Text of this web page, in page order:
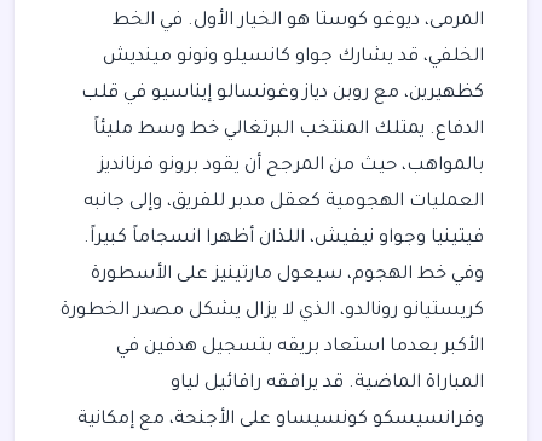
المرمى، ديوغو كوستا هو الخيار الأول. في الخط
الخلفي، قد يشارك جواو كانسيلو ونونو مينديش
كظهيرين، مع روبن دياز وغونسالو إيناسيو في قلب
الدفاع. يمتلك المنتخب البرتغالي خط وسط مليئاً
بالمواهب، حيث من المرجح أن يقود برونو فرنانديز
العمليات الهجومية كعقل مدبر للفريق، وإلى جانبه
فيتينيا وجواو نيفيش، اللذان أظهرا انسجاماً كبيراً.
وفي خط الهجوم، سيعول مارتينيز على الأسطورة
كريستيانو رونالدو، الذي لا يزال يشكل مصدر الخطورة
الأكبر بعدما استعاد بريقه بتسجيل هدفين في
المباراة الماضية. قد يرافقه رافائيل لياو
وفرانسيسكو كونسيساو على الأجنحة، مع إمكانية